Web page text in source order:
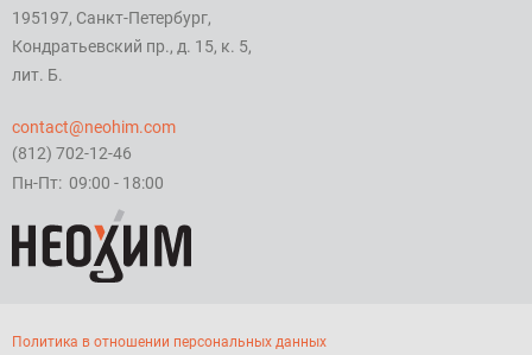
195197, Санкт-Петербург,
Кондратьевский пр., д. 15, к. 5,
лит. Б.
contact@neohim.com
(812) 702-12-46
Пн-Пт: 09:00 - 18:00
Политика в отношении персональных данных